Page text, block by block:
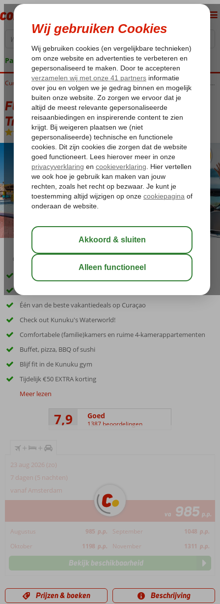
Pakketgarantie
Home Sint Willibrordus Fly & Go Kunuku Aqua Resort – Trademark Collection by Wyndham
Fly & Go Kunuku Aqua Resort –
Trademark Collection by Wyndham
All Inclusive-Hotel
09:00 bewaar
Inclusief huurauto
Één van de beste vakantiedeals op Curaçao
Check out Kunuku's Waterworld!
Comfortabele (familie)kamers en ruime 4-kamerappartementen
Buffet, pizza, BBQ of sushi
Blijf fit in de Kunuku gym
Tijdelijk €50 EXTRA korting
Meer lezen
7,9 Goed
1387 beoordelingen
+ +
23 aug 2026 (zo)
7 dagen (5 nachten)
vanaf Amsterdam
va 985 p.p.
Augustus 985 p.p. September 1048 p.p.
Oktober
1198 p.p. November 1311 p.p.
Bekijk beschikbaarheid
Prijzen & boeken Beschrijving